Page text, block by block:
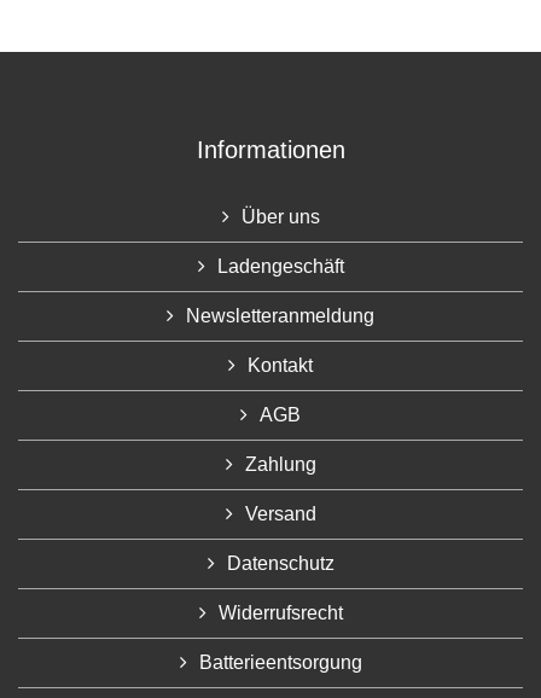
Informationen
Über uns
Ladengeschäft
Newsletteranmeldung
Kontakt
AGB
Zahlung
Versand
Datenschutz
Widerrufsrecht
Batterieentsorgung